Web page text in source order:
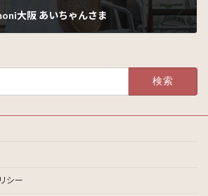
大阪 あいちゃんさま
シー